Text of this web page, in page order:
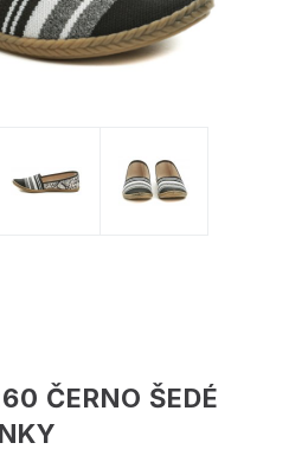
ČERNO ŠEDÉ